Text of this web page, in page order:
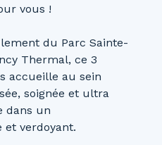
vous !
du Parc Sainte-
Thermal, ce 3
accueille au sein
soignée et ultra
dans un
et verdoyant.